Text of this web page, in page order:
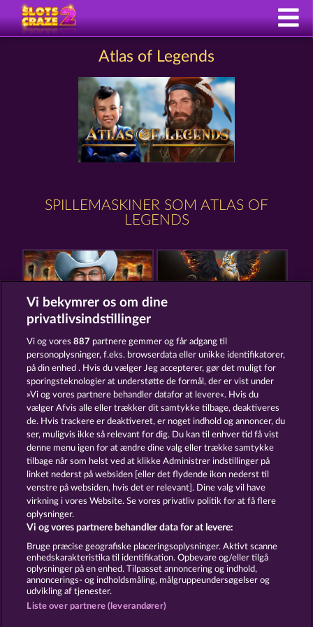
Atlas of Legends
SPILLEMASKINER SOM ATLAS OF
LEGENDS
SECRET MISSION BALTHAZAR
Vilkår og betingelser Datasikkerhed
Kontakt
Indsend anmodning om tilbagetrækning
Vi bekymrer os om dine
privatlivsindstillinger
Vi og vores887 partnere gemmer og får adgang til
personoplysninger, f.eks. browserdata eller unikke identifikatorer,
på din enhed . Hvis du vælger Jeg accepterer, gør det muligt for
sporingsteknologier at understøtte de formål, der er vist under
»Vi og vores partnere behandler datafor at levere«. Hvis du
vælger Afvis alle eller trækker dit samtykke tilbage, deaktiveres
de. Hvis trackere er deaktiveret, er noget indhold og annoncer, du
ser, muligvis ikke så relevant for dig. Du kan til enhver tid få vist
denne menu igen for at ændre dine valg eller trække samtykke
tilbage når som helst ved at klikke Administrer indstillinger på
linket nederst på websiden [eller det flydende ikon nederst til
venstre på websiden, hvis det er relevant]. Dine valg vil have
virkning i vores Website. Se vores privatliv politik for at få flere
oplysninger.
Vi og vores partnere behandler data for at levere:
Bruge præcise geografiske placeringsoplysninger. Aktivt scanne
enhedskarakteristika til identifikation. Opbevare og/eller tilgå
oplysninger på en enhed. Tilpasset annoncering og indhold,
annoncerings- og indholdsmåling, målgruppeundersøgelser og
udvikling af tjenester.
Liste over partnere (leverandører)